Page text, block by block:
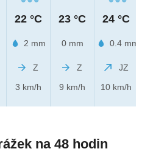
22 °C
2 mm
Z
3 km/h
23 °C
0 mm
Z
9 km/h
24 °C
0.4 mm
JZ
10 km/h
na 48 hodin